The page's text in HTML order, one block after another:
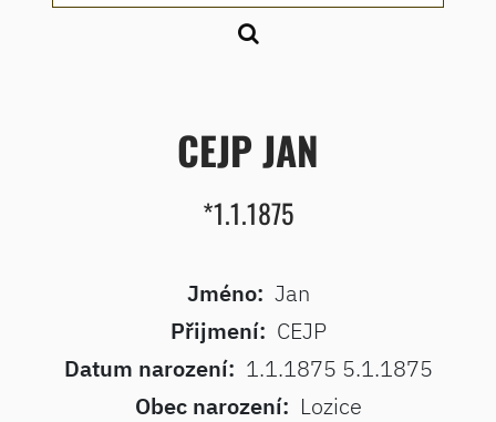
CEJP JAN
*1.1.1875
Jméno: Jan
Přijmení: CEJP
Datum narození: 1.1.1875 5.1.1875
Obec narození: Lozice